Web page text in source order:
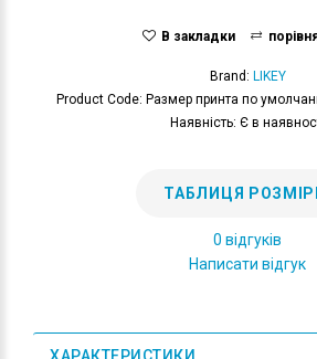
В закладки
Brand: LIKEY
Product Code: Размер принта по
Наявність: Є в
ТАБЛИЦЯ
0 відгуків
Написати відгук
ХАРАКТЕРИСТИКИ